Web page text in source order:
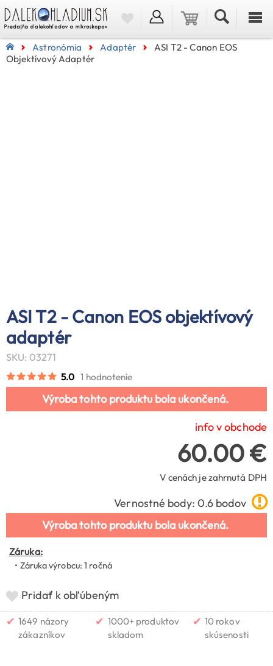
Astronómia Adaptér
ASI T2 - Canon EOS
Objektívový Adaptér
ASI T2 - Canon EOS objektívový
adaptér
SKU: 03271
5.0 1 hodnotenie
Výroba tohto produktu bola ukončená.
info v obchode
60.00 €
V cenách je zahrnutá DPH
Vernostné body: 0.6 bodov
Výroba tohto produktu bola ukončená.
Záruka:
• Záruka výrobcu: 1 ročná
Pridať k obľúbeným
✔ 1649 názory
zákazníkov
✔ 1000+ produktov
skladom
✔ 10 rokov
skúsenosti